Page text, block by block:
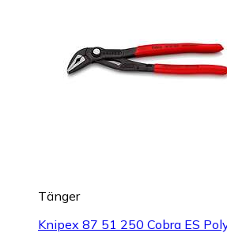
Tänger
Knipex 87 51 250 Cobra ES